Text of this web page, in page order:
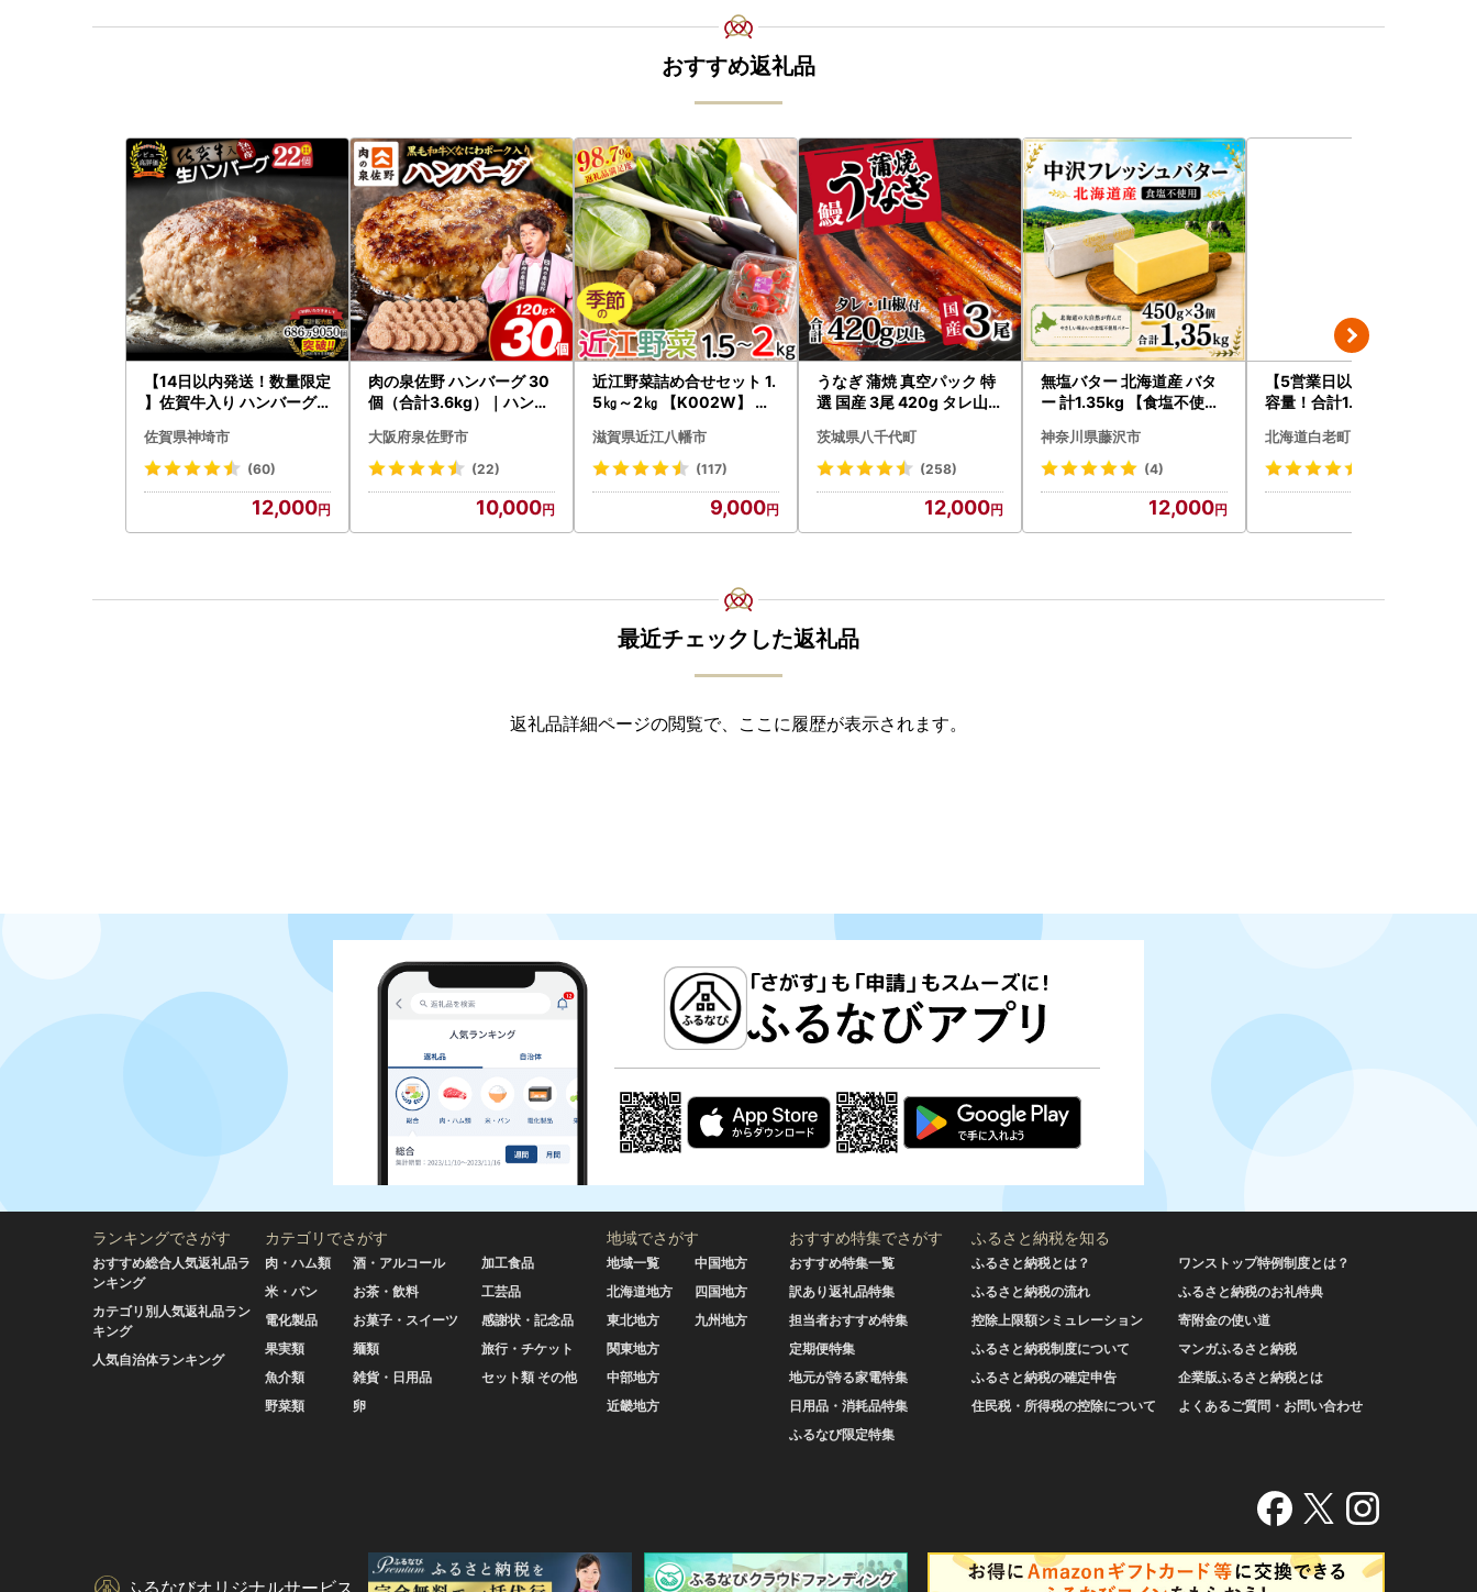
おすすめ返礼品
【14日以内発送！数量限定
】佐賀牛入り ハンバーグ 2
083106)
佐賀県神埼市
(60)
12,000
肉の泉佐野 ハンバーグ 30
個（合計3.6kg）｜ハンバ
わポーク
大阪府泉佐野市
(22)
10,000
近江野菜詰め合せセット 1.
5㎏～2㎏ 【K002W】 野
滋賀県近江八幡市
(117)
9,000
うなぎ 蒲焼 真空パック 特
選 国産 3尾 420g タレ山椒
あり 茨城 ウナギ 鰻 個包装
人気 美味しい 小分け 八千
茨城県八千代町
(258)
12,000
無塩バター 北海道産 バタ
ー 計1.35kg 【食塩不使用
神奈川県藤沢市
(4)
12,000
【5営業日以内発送】★大
容量！合計1.65kg！★訳
ーグ(110ｇ5枚入）×3 AG
058
北海道白老町
最近チェックした返礼品
返礼品詳細ページの閲覧で、ここに履歴が表示されます。
ランキングでさがす
おすすめ総合人気返礼品ラ
ンキング
カテゴリ別人気返礼品ラン
キング
人気自治体ランキング
カテゴリでさがす
肉・ハム類
米・パン
電化製品
果実類
魚介類
野菜類
酒・アルコール
お茶・飲料
お菓子・スイーツ
麺類
雑貨・日用品
卵
加工食品
工芸品
感謝状・記念品
旅行・チケット
セット類 その他
地域でさがす
地域一覧
北海道地方
東北地方
関東地方
中部地方
近畿地方
中国地方
四国地方
九州地方
おすすめ特集でさがす
おすすめ特集一覧
訳あり返礼品特集
担当者おすすめ特集
定期便特集
地元が誇る家電特集
日用品・消耗品特集
ふるなび限定特集
ふるさと納税を知る
ふるさと納税とは？
ふるさと納税の流れ
控除上限額シミュレーション
ふるさと納税制度について
ふるさと納税の確定申告
住民税・所得税の控除について
ワンストップ特例制度とは？
ふるさと納税のお礼特典
寄附金の使い道
マンガふるさと納税
企業版ふるさと納税とは
よくあるご質問・お問い合わせ